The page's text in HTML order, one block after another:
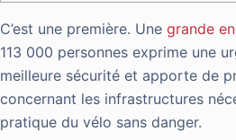
C’est une première. Une grande
113 000 personnes exprime une
meilleure sécurité et apporte de
concernant les infrastructures
pratique du vélo sans danger.